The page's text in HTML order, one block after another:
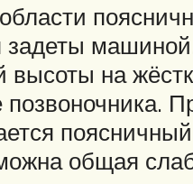
задеты
высоты на
общая